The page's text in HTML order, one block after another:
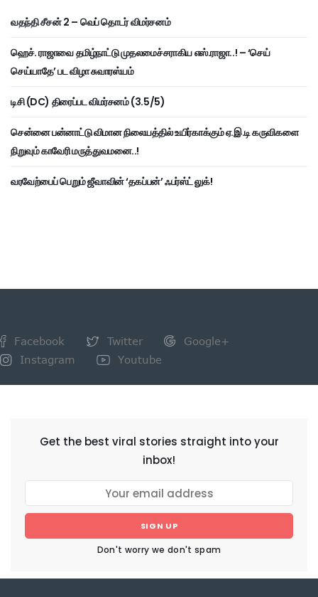
வதந்தி சீசன் 2 – வெப் தொடர் விமர்சனம்
ஹெச். ராஜாவை தமிழ்நாட்டு முதலமைச்சராகிய எஸ்.ராஜா..! – ‘செய்
செய்யாதே’ பட விழா சுவாரஸ்யம்
டிசி (DC) திரைப்பட விமர்சனம் (3.5/5)
சென்னை பன்னாட்டு விமான நிலையத்தில் உயிர்காக்கும் ஏ.இ.டி கருவிகளை
நிறுவும் காவேரி மருத்துவமனை..!
வரவேற்பைப் பெறும் ஜீவாவின் ‘தகப்பன்’ ஃபர்ஸ்ட் லுக்!
Facebook Twitter
Google+
Instagram
Youtube
Get the best viral stories straight into your
inbox!
SIGN UP
Don't worry we don't spam